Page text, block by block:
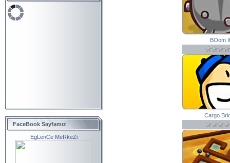
FaceBook Sayfamız
EgLenCe MeRkeZi
BOom
Cargo